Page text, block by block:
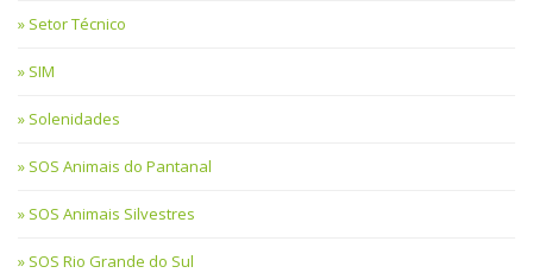
Setor Técnico
SIM
Solenidades
SOS Animais do Pantanal
SOS Animais Silvestres
SOS Rio Grande do Sul